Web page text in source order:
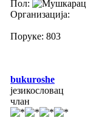
Пол:
Организација:
Поруке: 803
bukuroshe
језикословац
члан